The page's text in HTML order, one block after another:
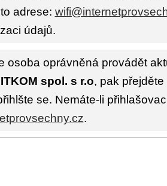
adrese:
údajů.
osoba oprávněná provádět
spol. s r.o, pak
se. Nemáte-li
.